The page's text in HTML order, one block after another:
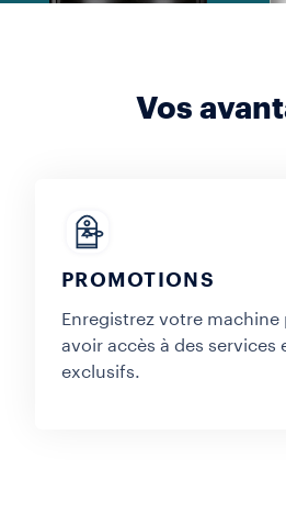
Vos
PROMOTIONS
Enregistrez votre machine
avoir accès à des services
exclusifs.